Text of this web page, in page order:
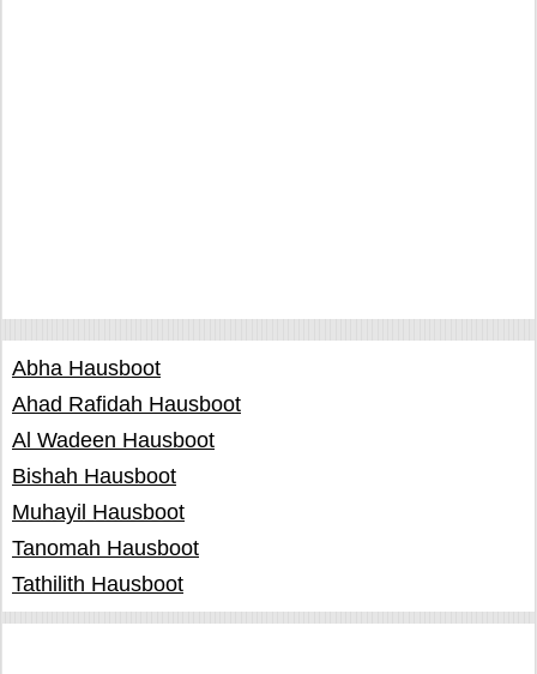
Abha Hausboot
Ahad Rafidah Hausboot
Al Wadeen Hausboot
Bishah Hausboot
Muhayil Hausboot
Tanomah Hausboot
Tathilith Hausboot